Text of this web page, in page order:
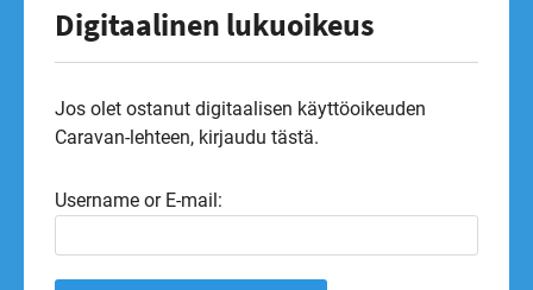
Digitaalinen lukuoikeus
Jos olet ostanut digitaalisen käyttöoikeuden
Caravan-lehteen, kirjaudu tästä.
Username or E-mail: